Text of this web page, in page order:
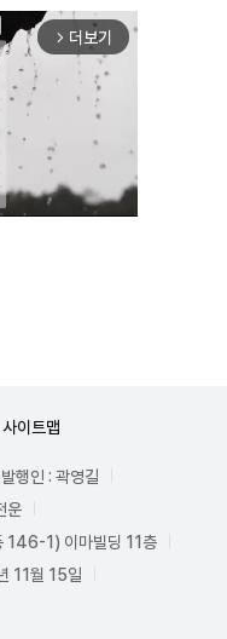
arrow_forward_ios 더보기
사이트맵
발행인 : 곽영길
운
146-1) 이마빌딩 11층
11월 15일